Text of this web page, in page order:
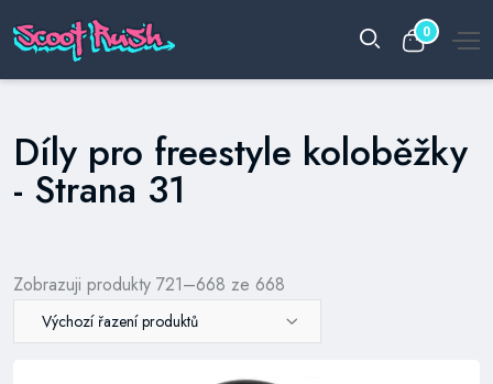
0
Díly pro freestyle koloběžky
- Strana 31
Zobrazuji produkty 721–668 ze 668
Výchozí řazení produktů